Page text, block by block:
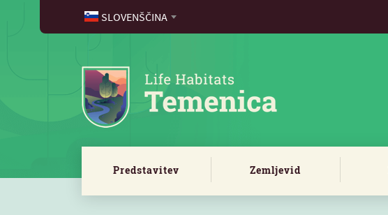
SLOVENŠČINA
Predstavitev Zemljevid